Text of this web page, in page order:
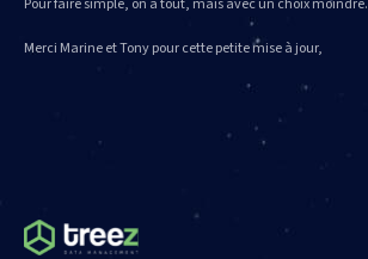
Pour faire simple, on a tout, mais avec un choix moindre.
Merci Marine et Tony pour cette petite mise à jour,